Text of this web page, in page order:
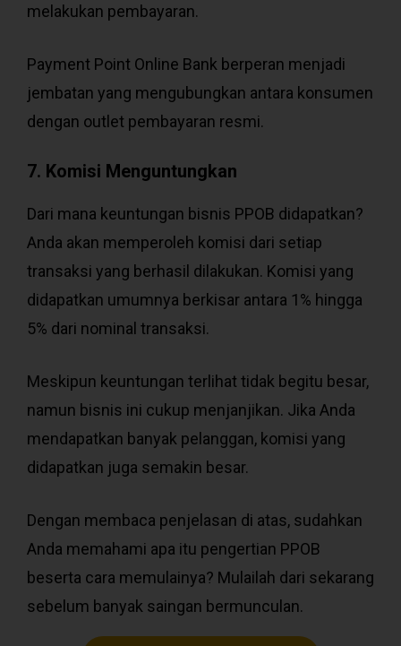
melakukan pembayaran.
Payment Point Online Bank berperan menjadi
jembatan yang mengubungkan antara konsumen
dengan outlet pembayaran resmi.
7. Komisi Menguntungkan
Dari mana keuntungan bisnis PPOB didapatkan?
Anda akan memperoleh komisi dari setiap
transaksi yang berhasil dilakukan. Komisi yang
didapatkan umumnya berkisar antara 1% hingga
5% dari nominal transaksi.
Meskipun keuntungan terlihat tidak begitu besar,
namun bisnis ini cukup menjanjikan. Jika Anda
mendapatkan banyak pelanggan, komisi yang
didapatkan juga semakin besar.
Dengan membaca penjelasan di atas, sudahkan
Anda memahami apa itu pengertian PPOB
beserta cara memulainya? Mulailah dari sekarang
sebelum banyak saingan bermunculan.